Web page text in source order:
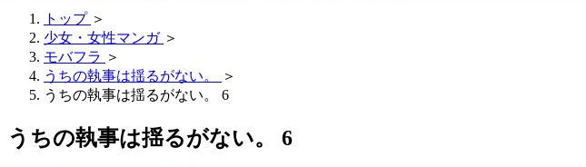
トップ ＞
少女・女性マンガ ＞
モバフラ ＞
うちの執事は揺るがない。
＞
うちの執事は揺るがない。 6
うちの執事は揺るがない。 6